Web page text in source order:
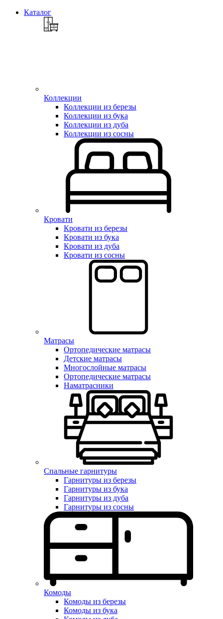
Каталог
Коллекции
Коллекции из березы
Коллекции из бука
Коллекции из дуба
Коллекции из сосны
Кровати
Кровати из березы
Кровати из бука
Кровати из дуба
Кровати из сосны
Матрасы
Ортопедические матрасы
Детские матрасы
Многослойные матрасы
Ортопедические матрасы
Наматрасники
Спальные гарнитуры
Гарнитуры из березы
Гарнитуры из бука
Гарнитуры из дуба
Гарнитуры из сосны
Комоды
Комоды из березы
Комоды из бука